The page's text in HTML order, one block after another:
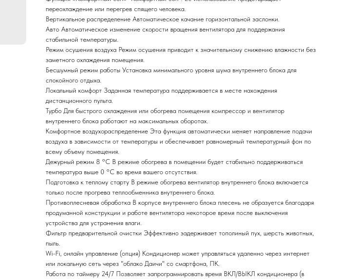
переохлаждение или перегрев спящего человека.
Вертикальное распределение Автоматическое качание горизонтальной заслонки.
Авто Автоматическое изменение скорости вращения вентилятора для поддержания
стабильной температуры.
Режим осушения воздуха Режим осушения приводит к значительному снижению влажности без
заметного охлаждения помещения.
Бесшумный режим работы Установка минимального уровня шума внутреннего блока для
спокойного отдыха.
Локальный комфорт Заданная температура поддерживается в месте нахождения
дистанционного пульта.
Турбо Для быстрого охлаждения или обогрева помещения компрессор и вентилятор
внутреннего блока работают на максимальных оборотах.
Комфортное воздухораспределение Эта функция автоматически меняет направление подачи
воздуха в зависимости от температуры и обеспечивает равномерный температурный фон по
всему объему помещения.
Дежурный режим 8 °С В режиме обогрева в помещении будет стабильно поддерживаться
температура выше 0 °С во время вашего отсутствия.
Подготовка к теплому старту В режиме обогрева вентилятор внутреннего блока включается
только после прогрева теплообменника внутреннего блока.
Противоплесневая обработка В корпусе внутреннего блока плесень не образуется благодаря
продуманной конструкции и работе вентилятора некоторое время после выключения
устройства для устранения влаги.
Фильтр предварительной очистки Эффективно задерживает тополиный пух, шерсть животных,
пыль.
Wi-Fi, онлайн управление (опция) Кондиционер может управляться удаленно через интернет
или локальную сеть через "облако Даичи" со смартфона, ПК.
Работа по таймеру 24/7 Позволяет запрограммировать время ВКЛ/ВЫКЛ кондиционера (в